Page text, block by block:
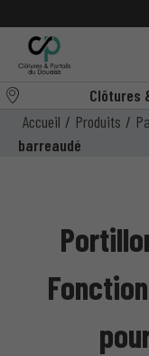
Clôtures
Accueil / Produits /
barreaudé